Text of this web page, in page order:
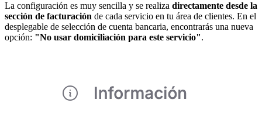
La configuración es muy sencilla y se realiza directamente desde la
sección de facturación de cada servicio en tu área de clientes. En el
desplegable de selección de cuenta bancaria, encontrarás una nueva
opción: "No usar domiciliación para este servicio".